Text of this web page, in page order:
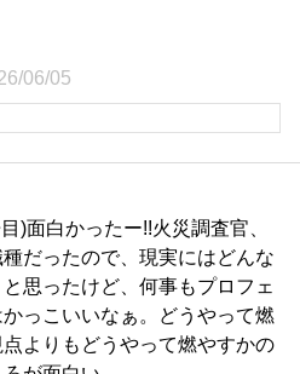
06/05
)面白かったー!!火災調査官、
だったので、現実にはどんな
思ったけど、何事もプロフェ
っこいいなぁ。どうやって燃
よりもどうやって燃やすかの